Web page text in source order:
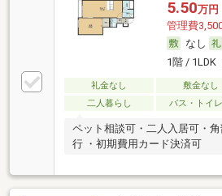
5.50万円
管理費
なし
1階 / 1LDK
礼金なし 敷金なし
二人暮らし
バス・トイ
ペット相談可・二人入居可・
行 ・初期費用カード決済可